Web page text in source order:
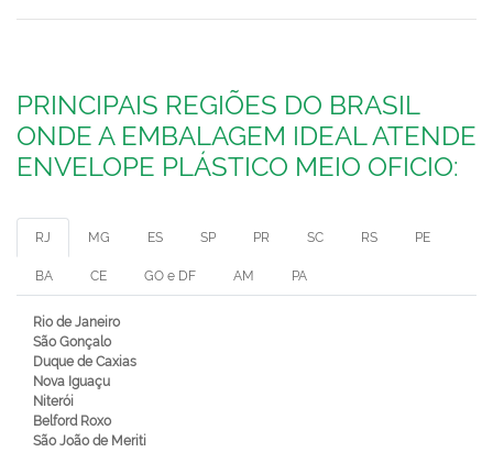
PRINCIPAIS REGIÕES DO BRASIL
ONDE A EMBALAGEM IDEAL ATENDE
ENVELOPE PLÁSTICO MEIO OFICIO:
RJ MG ES SP PR SC RS PE
BA CE GO e DF AM PA
Rio de Janeiro
São Gonçalo
Duque de Caxias
Nova Iguaçu
Niterói
Belford Roxo
São João de Meriti